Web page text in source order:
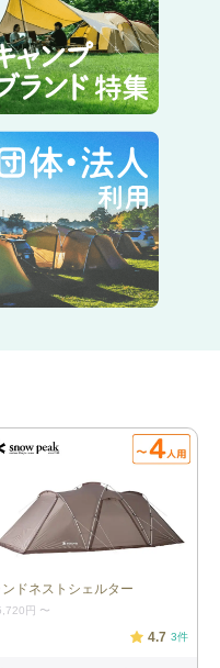
480/700（高さ３
能）／重量3.0kg／材質 ス
焼き網付き
幅24cmX奥行11.4cmX高さ
ンドネストシェルター
円 〜
4.7 3件